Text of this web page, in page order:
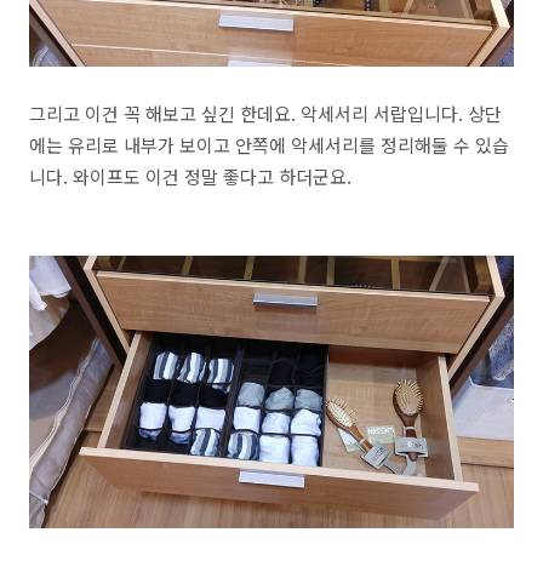
그리고 이건 꼭 해보고 싶긴 한데요. 악세서리 서랍입니다. 상단
에는 유리로 내부가 보이고 안쪽에 악세서리를 정리해둘 수 있습
니다. 와이프도 이건 정말 좋다고 하더군요.